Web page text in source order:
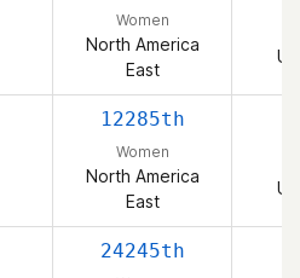
Women
North America
East
12285th
Women
North America
East
24245th